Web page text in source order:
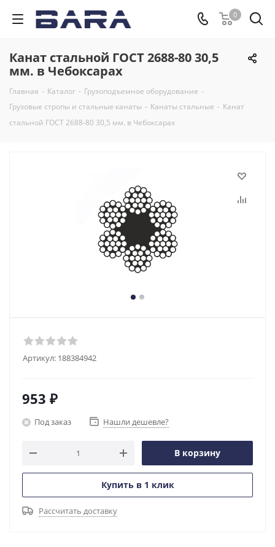
0
Канат стальной ГОСТ 2688-80 30,5
мм. в Чебоксарах
Главная - Каталог - Грузоподъемное оборудование -
Грузовые стропы и стальные канаты - Канаты стальные - Канат
стальной ГОСТ 2688-80 30,5 мм. в Чебоксарах
Артикул: 188384942
953 ₽
Под заказ Нашли дешевле?
В корзину
Купить в 1 клик
Рассчитать доставку